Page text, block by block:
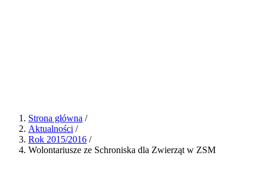
Strona główna /
Aktualności /
Rok 2015/2016 /
Wolontariusze ze Schroniska dla Zwierząt w ZSM